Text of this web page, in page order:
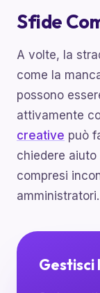
Sfide
A volte, la
come la
possono
attivamente
creative può
chiedere
compresi
amministratori.
Gestisci